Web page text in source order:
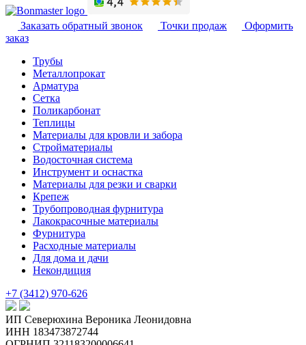
Заказать обратный звонок Точки продаж
Оформить
заказ
Трубы
Металлопрокат
Арматура
Сетка
Поликарбонат
Теплицы
Материалы для кровли и забора
Стройматериалы
Водосточная система
Инструмент и оснастка
Материалы для резки и сварки
Крепеж
Трубопроводная фурнитура
Лакокрасочные материалы
Фурнитура
Расходные материалы
Для дома и дачи
Некондиция
+7 (3412) 970-626
ИП Северюхина Вероника Леонидовна
ИНН 183473872744